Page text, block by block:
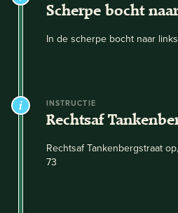
Scherpe bocht
In de scherpe bocht naar
INSTRUCTIE
Rechtsaf
Rechtsaf Tankenbergstraat
73